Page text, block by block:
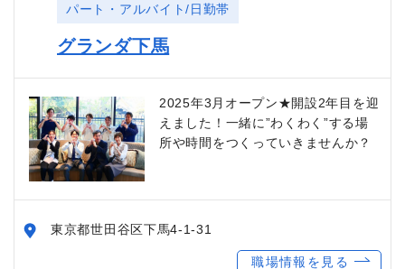
パート・アルバイト/日勤帯
グランダ下馬
2025年3月オープン★開設2年目を迎
えました！一緒に”わくわく”する場
所や時間をつくっていきませんか？
東京都世田谷区下馬4-1-31
職場情報を見る